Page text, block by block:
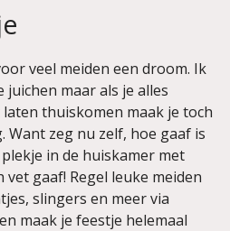
veel meiden een droom. Ik
maar als je alles
thuiskomen maak je toch
Want zeg nu zelf, hoe gaaf is
in de huiskamer met
gaaf! Regel leuke meiden
slingers en meer via
en maak je feestje helemaal